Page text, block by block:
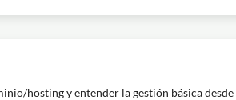
hosting y entender la gestión básica desde